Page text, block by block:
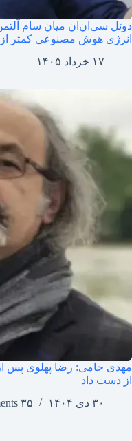
دوئل سی‌ان‌ان میان سام
انرژی هوش مصنوعی کمتر
۱۷ خرداد ۱۴۰۵
مهدی جامی: رضا پهلوی پس از
از دست داد
۳۰ دی ۱۴۰۴
۳۵ Comments